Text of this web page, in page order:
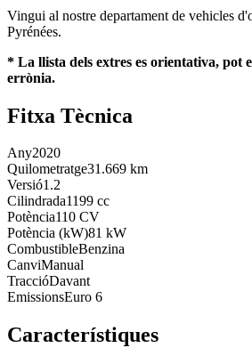
Vingui al nostre departament de vehicles
Pyrénées.
* La llista dels extres es orientativa, pot
errònia.
Fitxa Tècnica
Any2020
Quilometratge31.669 km
Versió1.2
Cilindrada1199 cc
Potència110 CV
Potència (kW)81 kW
CombustibleBenzina
CanviManual
TraccióDavant
EmissionsEuro 6
Característiques